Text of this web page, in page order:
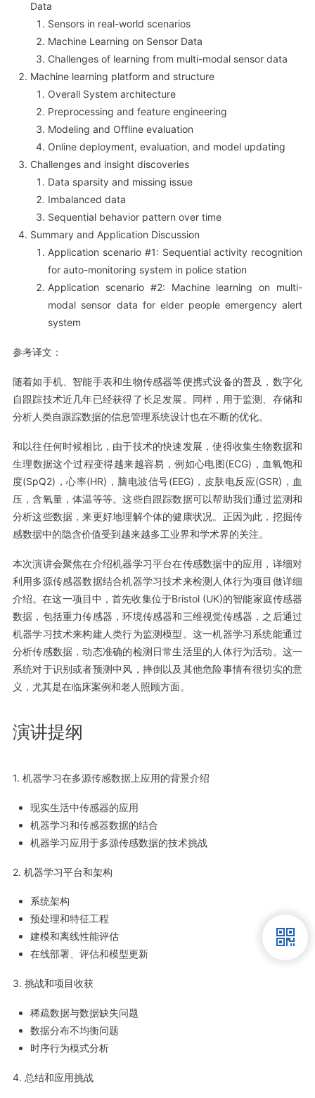
Data
Sensors in real-world scenarios
Machine Learning on Sensor Data
Challenges of learning from multi-modal sensor data
Machine learning platform and structure
Overall System architecture
Preprocessing and feature engineering
Modeling and Offline evaluation
Online deployment, evaluation, and model updating
Challenges and insight discoveries
Data sparsity and missing issue
Imbalanced data
Sequential behavior pattern over time
Summary and Application Discussion
Application scenario #1: Sequential activity recognition
for auto-monitoring system in police station
Application scenario #2: Machine learning on multi-
modal sensor data for elder people emergency alert
system
参考译文：
随着如手机、智能手表和生物传感器等便携式设备的普及，数字化
自跟踪技术近几年已经获得了长足发展。同样，用于监测、存储和
分析人类自跟踪数据的信息管理系统设计也在不断的优化。
和以往任何时候相比，由于技术的快速发展，使得收集生物数据和
生理数据这个过程变得越来越容易，例如心电图(ECG)，血氧饱和
度(SpQ2)，心率(HR)，脑电波信号(EEG)，皮肤电反应(GSR)，血
压，含氧量，体温等等。这些自跟踪数据可以帮助我们通过监测和
分析这些数据，来更好地理解个体的健康状况。正因为此，挖掘传
感数据中的隐含价值受到越来越多工业界和学术界的关注。
本次演讲会聚焦在介绍机器学习平台在传感数据中的应用，详细对
利用多源传感器数据结合机器学习技术来检测人体行为项目做详细
介绍。在这一项目中，首先收集位于Bristol (UK)的智能家庭传感器
数据，包括重力传感器，环境传感器和三维视觉传感器，之后通过
机器学习技术来构建人类行为监测模型。这一机器学习系统能通过
分析传感数据，动态准确的检测日常生活里的人体行为活动。这一
系统对于识别或者预测中风，摔倒以及其他危险事情有很切实的意
义，尤其是在临床案例和老人照顾方面。
演讲提纲
1. 机器学习在多源传感数据上应用的背景介绍
现实生活中传感器的应用
机器学习和传感器数据的结合
机器学习应用于多源传感数据的技术挑战
2. 机器学习平台和架构
系统架构
预处理和特征工程
建模和离线性能评估
在线部署、评估和模型更新
3. 挑战和项目收获
稀疏数据与数据缺失问题
数据分布不均衡问题
时序行为模式分析
4. 总结和应用挑战